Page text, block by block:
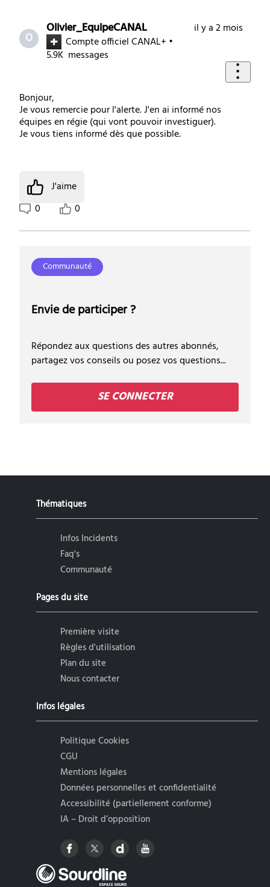
Oldest
First
O
Olivier_EquipeCANAL
Compte officiel CANAL+ •
5.9K messages
il y a 2 mois
Bonjour,
Je vous remercie pour l'alerte. J'en ai informé nos
équipes en régie (qui vont pouvoir investiguer).
Je vous tiens informé dès que possible.
J'aime
0
0
Communauté
Envie de participer ?
Répondez aux questions des autres abonnés,
partagez vos conseils ou posez vos questions...
SE CONNECTER
Thématiques
Infos Incidents
Faq's
Communauté
Pages du site
Première visite
Règles d'utilisation
Plan du site
Nous contacter
Infos légales
Politique Cookies
CGU
Mentions légales
Données personnelles et confidentialité
Accessibilité (partiellement conforme)
IA – Droit d’opposition